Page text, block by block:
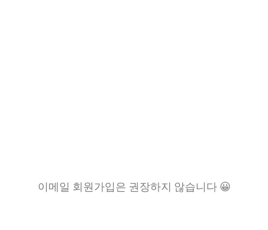
이메일 회원가입은 권장하지 않습니다 😀